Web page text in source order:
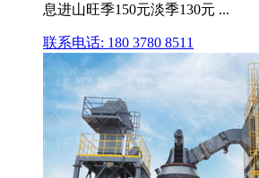
息进山旺季150元淡季130元 ...
联系电话: 180 3780 8511